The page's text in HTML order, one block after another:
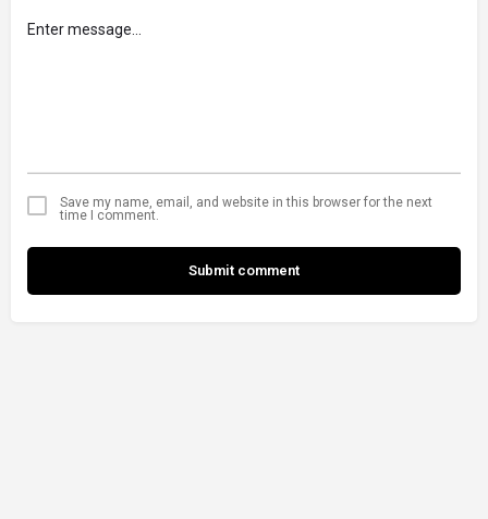
Save my name, email, and website in this browser for the next
time I comment.
Submit comment